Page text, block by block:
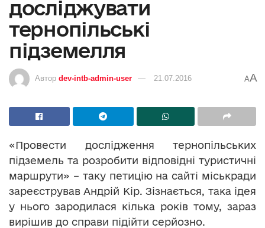
досліджувати
тернопільські
підземелля
Автор dev-intb-admin-user 21.07.2016 AA
«Провести дослідження тернопільських
підземель та розробити відповідні туристичні
маршрути» – таку петицію на сайті міськради
зареєстрував Андрій Кір. Зізнається, така ідея
у нього зародилася кілька років тому, зараз
вирішив до справи підійти серйозно.